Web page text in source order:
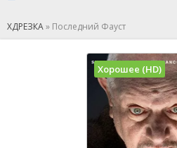
ХДРЕЗКА» Последний Фауст
Хорошее (HD)